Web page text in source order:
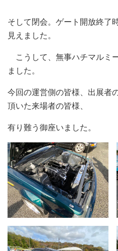
そして閉会。ゲート開放終了
見えました。
こうして、無事ハチマルミ
ました。
今回の運営側の皆様、出展者
頂いた来場者の皆様、
有り難う御座いました。